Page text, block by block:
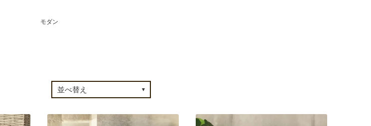
モダン